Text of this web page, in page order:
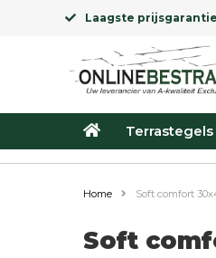
Laagste prijsgarantie
Terrastegels
Home Soft comfort
Soft